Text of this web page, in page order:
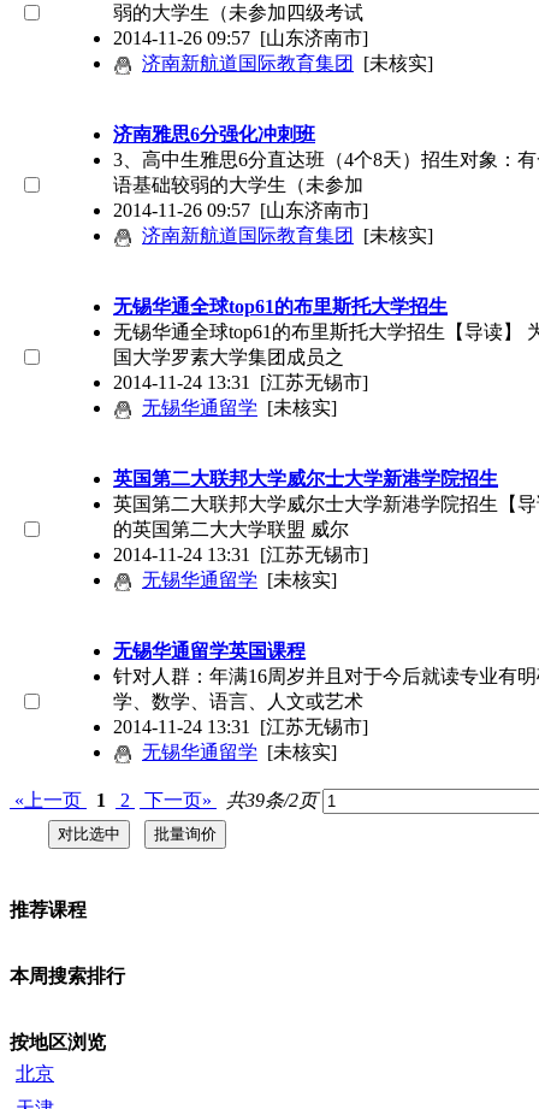
弱的大学生（未参加四级考试
2014-11-26 09:57 [山东济南市]
济南新航道国际教育集团
[未核实]
济南雅思6分强化冲刺班
3、高中生雅思6分直达班（4个8天）招生对象：
语基础较弱的大学生（未参加
2014-11-26 09:57 [山东济南市]
济南新航道国际教育集团
[未核实]
无锡华通全球top61的布里斯托大学招生
无锡华通全球top61的布里斯托大学招生【导读】
国大学罗素大学集团成员之
2014-11-24 13:31 [江苏无锡市]
无锡华通留学 [未核实]
英国第二大联邦大学威尔士大学新港学院招生
英国第二大联邦大学威尔士大学新港学院招生【
的英国第二大大学联盟 威尔
2014-11-24 13:31 [江苏无锡市]
无锡华通留学 [未核实]
无锡华通留学英国课程
针对人群：年满16周岁并且对于今后就读专业有
学、数学、语言、人文或艺术
2014-11-24 13:31 [江苏无锡市]
无锡华通留学 [未核实]
«上一页 1 2 下一页» 共39条/2页
推荐课程
本周搜索排行
按地区浏览
北京